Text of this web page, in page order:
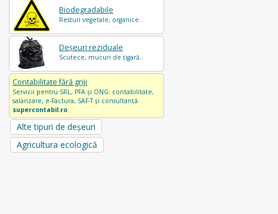
Biodegradabile
Resturi vegetale, organice..
Deșeuri reziduale
Scutece, mucuri de țigară..
Contabilitate fără griji
Servicii pentru SRL, PFA și ONG: contabilitate,
salarizare, e-Factura, SAF-T și consultanță.
supercontabil.ro
Alte tipuri de deșeuri
Agricultura ecologică